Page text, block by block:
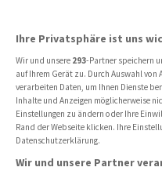
zum Finanzgeschehen
SMI
-
Angebot
Ihre Privatsphäre ist uns
Wir und unsere 293-Partner speichern
auf Ihrem Gerät zu. Durch Auswahl
verarbeiten Daten, um Ihnen Dienste
Inhalte und Anzeigen möglicherweise
Einstellungen zu ändern oder Ihre
Rand der Webseite klicken. Ihre
Datenschutzerklärung.
Wir und unsere Partner